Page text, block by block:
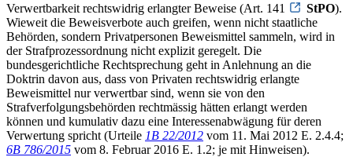
Verwertbarkeit rechtswidrig erlangter Beweise (Art. 141
StPO).
Wieweit die Beweisverbote auch greifen, wenn nicht staatliche
Behörden, sondern Privatpersonen Beweismittel sammeln, wird in
der Strafprozessordnung nicht explizit geregelt. Die
bundesgerichtliche Rechtsprechung geht in Anlehnung an die
Doktrin davon aus, dass von Privaten rechtswidrig erlangte
Beweismittel nur verwertbar sind, wenn sie von den
Strafverfolgungsbehörden rechtmässig hätten erlangt werden
können und kumulativ dazu eine Interessenabwägung für deren
Verwertung spricht (Urteile 1B 22/2012 vom 11. Mai 2012 E. 2.4.4;
6B 786/2015 vom 8. Februar 2016 E. 1.2; je mit Hinweisen).